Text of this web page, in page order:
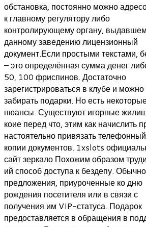
обстановка, постоянно можно
к главному регулятору либо
контролирующему органу,
данному заведению лицензионный
документ.Если простыми текстами,
– это определённая сумма денег
50, 100 фриспинов. Достаточно
зарегистрироваться в клубе и можно
забирать подарки. Но есть
нюансы. Существуют игорные
коие перед что, этим как начислить
настоятельно привязать
копии документов. 1xslots
сайт зеркало Похожим образом
ий способ доступа к бездепу.
предложения, приуроченные ко дню
рождения посетителя или в связи с
получения им VIP-статуса. Подарок
предоставляется в обращения в